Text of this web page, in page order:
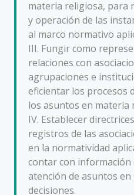
materia religiosa, para
y operación de las
al marco normativo
III. Fungir como
relaciones con
agrupaciones e
eficientar los procesos
los asuntos en materia
IV. Establecer
registros de las
en la normatividad
contar con información
atención de asuntos
decisiones.